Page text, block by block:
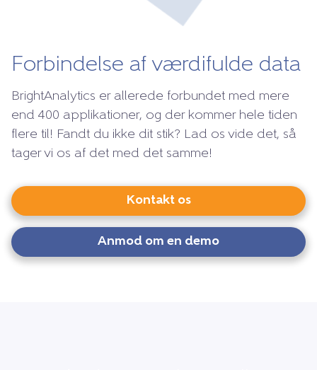
Forbindelse af værdifulde data
BrightAnalytics er allerede forbundet med mere
end 400 applikationer, og der kommer hele tiden
flere til! Fandt du ikke dit stik? Lad os vide det, så
tager vi os af det med det samme!
Kontakt os
Anmod om en demo